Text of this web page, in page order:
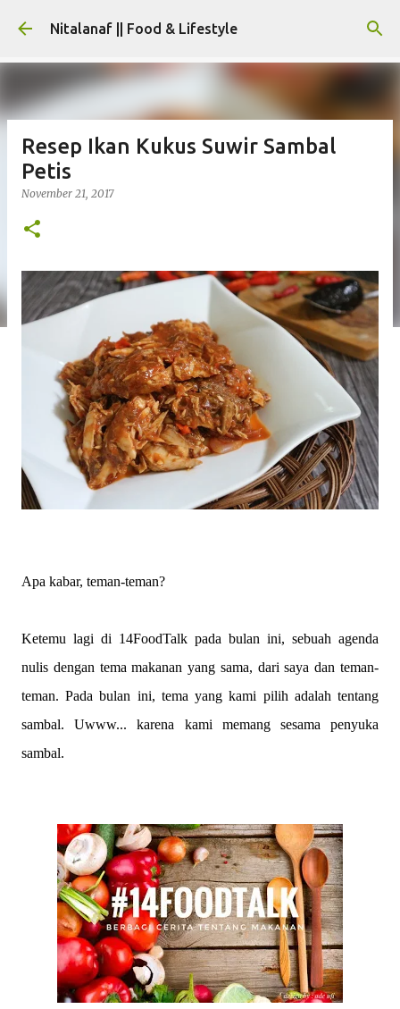
Skip to main content
Nitalanaf || Food & Lifestyle
Resep Ikan Kukus Suwir Sambal
Petis
November 21, 2017
Apa kabar, teman-teman?
Ketemu lagi di 14FoodTalk pada bulan ini, sebuah agenda
nulis dengan tema makanan yang sama, dari saya dan teman-
teman. Pada bulan ini, tema yang kami pilih adalah tentang
sambal. Uwww... karena kami memang sesama penyuka
sambal.